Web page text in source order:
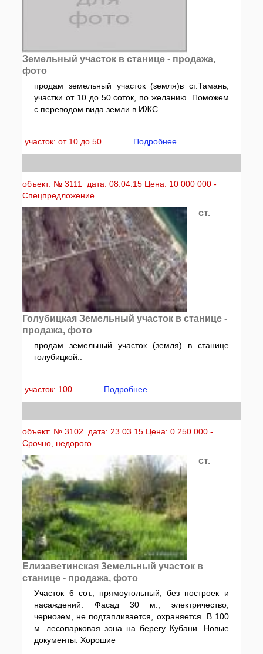
Земельный участок в станице - продажа,
фото
продам земельный участок (земля)в ст.Тамань,
участки от 10 до 50 соток, по желанию. Поможем
с переводом вида земли в ИЖС.
участок: от 10 до 50 Подробнее
объект: № 3111 дата: 08.04.15 Цена: 10 000 000 -
Спецпредложение
ст.
Голубицкая Земельный участок в станице -
продажа, фото
продам земельный участок (земля) в станице
голубицкой..
участок: 100 Подробнее
объект: № 3102 дата: 23.03.15 Цена: 0 250 000 -
Срочно, недорого
ст.
Елизаветинская Земельный участок в
станице - продажа, фото
Участок 6 сот., прямоугольный, без построек и
насаждений. Фасад 30 м., электричество,
чернозем, не подтапливается, охраняется. В 100
м. лесопарковая зона на берегу Кубани. Новые
документы. Хорошие